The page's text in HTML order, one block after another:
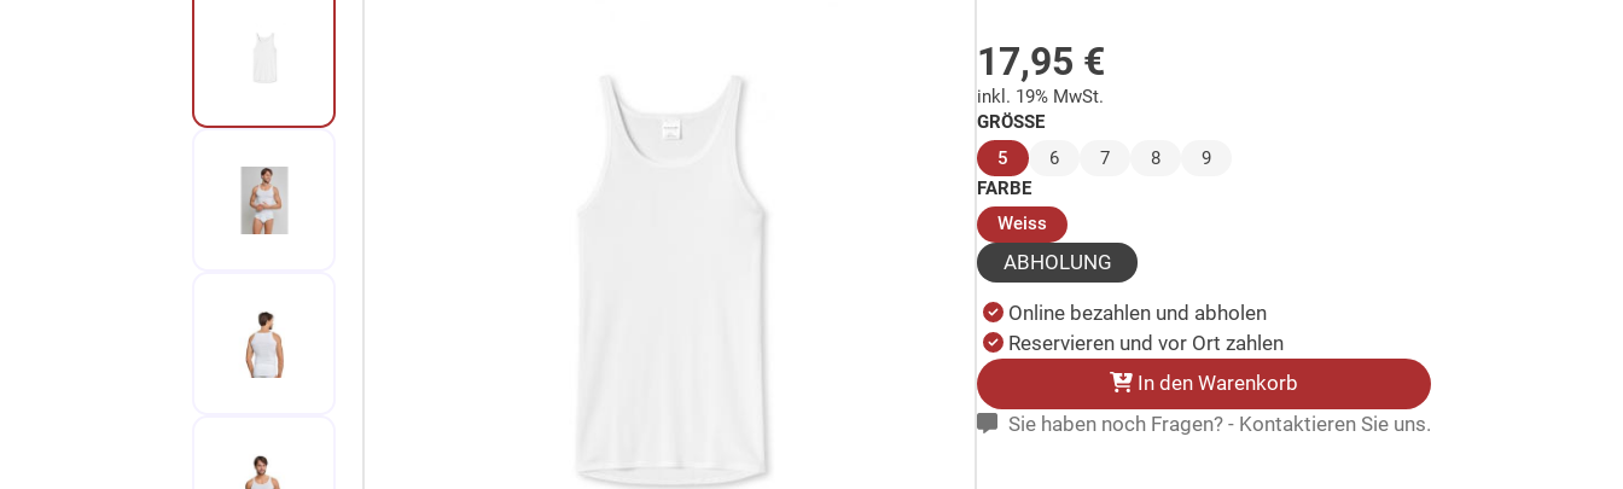
17,95 €
inkl. 19% MwSt.
GRÖSSE
5 (ausgewählt)
6 7 8
9
FARBE
Weiss (ausgewählt)
ABHOLUNG
Online bezahlen und abholen
Reservieren und vor Ort zahlen
In den Warenkorb
Sie haben noch Fragen? - Kontaktieren Sie uns.